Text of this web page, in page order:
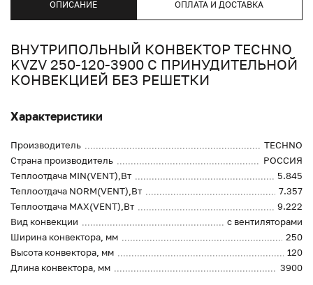
ОПИСАНИЕ ОПЛАТА И ДОСТАВКА
ВНУТРИПОЛЬНЫЙ КОНВЕКТОР TECHNO
KVZV 250-120-3900 С ПРИНУДИТЕЛЬНОЙ
КОНВЕКЦИЕЙ БЕЗ РЕШЕТКИ
Характеристики
Производитель
TECHNO
Страна производитель
РОССИЯ
Теплоотдача MIN(VENT),Вт
5.845
Теплоотдача NORM(VENT),Вт
7.357
Теплоотдача MAX(VENT),Вт
9.222
Вид конвекции
с вентиляторами
Ширина конвектора, мм
250
Высота конвектора, мм
120
Длина конвектора, мм
3900